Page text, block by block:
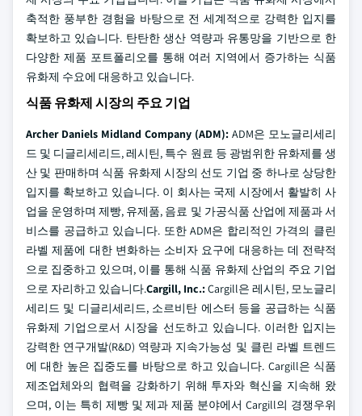
축적한 풍부한 경험을 바탕으로 전 세계적으로 강력한 입지를
확보하고 있습니다. 탄탄한 생산 역량과 유통망을 기반으로 한
다양한 제품 포트폴리오를 통해 여러 지역에서 증가하는 식품
유화제 수요에 대응하고 있습니다.
식품 유화제 시장의 주요 기업
Archer Daniels Midland Company (ADM): ADM은 모노글리세리
드 및 디글리세리드, 레시틴, 특수 원료 등 광범위한 유화제를 생
산 및 판매하며 식품 유화제 시장의 선도 기업 중 하나로 상당한
입지를 확보하고 있습니다. 이 회사는 국제 시장에서 활발히 사
업을 운영하며 제빵, 유제품, 음료 및 가공식품 산업에 제품과 서
비스를 공급하고 있습니다. 또한 ADM은 합리적인 가격의 클린
라벨 제품에 대한 변화하는 소비자 요구에 대응하는 데 전략적
으로 집중하고 있으며, 이를 통해 식품 유화제 산업의 주요 기업
으로 자리하고 있습니다.Cargill, Inc.:Cargill은 레시틴, 모노글리
세리드 및 디글리세리드, 소르비탄 에스터 등을 공급하는 식품
유화제 기업으로서 시장을 선도하고 있습니다. 이러한 입지는
강력한 연구개발(R&D) 역량과 지속가능성 및 클린 라벨 트렌드
에 대한 높은 집중도를 바탕으로 하고 있습니다. Cargill은 식품
제조업체와의 협력을 강화하기 위해 투자와 혁신을 지속해 왔
으며, 이는 특히 제빵 및 제과 제품 분야에서 Cargill의 경쟁우위